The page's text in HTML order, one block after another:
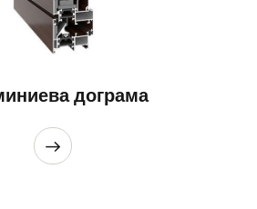
дограма